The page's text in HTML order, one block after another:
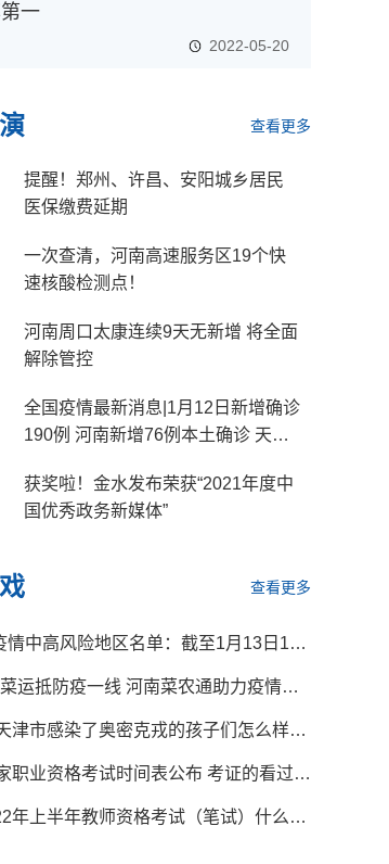
一
2022-05-20
查看更多
提醒！郑州、许昌、安阳城乡居民
医保缴费延期
一次查清，河南高速服务区19个快
速核酸检测点！
河南周口太康连续9天无新增 将全面
解除管控
全国疫情最新消息|1月12日新增确诊
190例 河南新增76例本土确诊 天津
获奖啦！金水发布荣获“2021年度中
国优秀政务新媒体”
查看更多
最新全国疫情中高风险地区名单：截至1月13日16时，共86个
8吨爱心蔬菜运抵防疫一线 河南菜农通助力疫情防控
天津疫情|天津市感染了奥密克戎的孩子们怎么样了？
2022年国家职业资格考试时间表公布 考证的看过来！
河南省2022年上半年教师资格考试（笔试）什么时候报名？原计划1月14日延迟